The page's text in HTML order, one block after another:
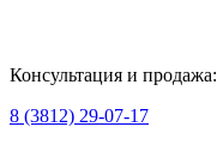
Консультация и продажа:
8 (3812) 29-07-17